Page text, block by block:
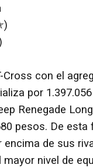
Cross con el
por
Renegade
pesos. De esta
de sus
nivel de